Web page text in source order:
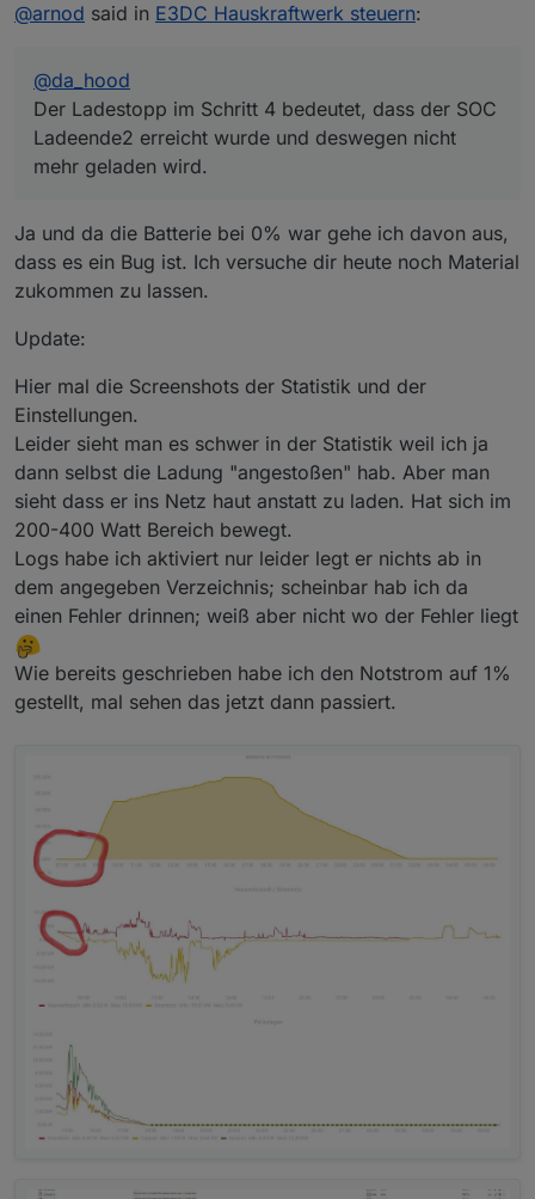
Einstellungen und User_Anpassungen schicken
Leistung sieht, wenn es mal wieder passiert , wäre auch
hilfreich und zu guter Letzt ist es auch gut
DebugAusgabe
LogAusgabeRegelung
auf true zu
setzen und das LOG File zu schicken.
Wenn ich mir das LOG File weiter oben ansehe, sieht es
bedeutet, dass der SOC Ladeende2 erreicht wurde und
deswegen nicht mehr geladen wird.
direkt davor sitzt, alle diese Informationen sonst nicht
Probleme, aber ausschließen will ich es auch nicht :-)
@arnod said in E3DC Hauskraftwerk steuern:
@da_hood
Der Ladestopp im Schritt 4 bedeutet, dass der SOC
Ladeende2 erreicht wurde und deswegen nicht
mehr geladen wird.
Ja und da die Batterie bei 0% war gehe ich davon aus,
dass es ein Bug ist. Ich versuche dir heute noch Material
zukommen zu lassen.
Update:
Hier mal die Screenshots der Statistik und der
Einstellungen.
Leider sieht man es schwer in der Statistik weil ich ja
dann selbst die Ladung "angestoßen" hab. Aber man
sieht dass er ins Netz haut anstatt zu laden. Hat sich im
200-400 Watt Bereich bewegt.
Logs habe ich aktiviert nur leider legt er nichts ab in
dem angegeben Verzeichnis; scheinbar hab ich da
einen Fehler drinnen; weiß aber nicht wo der Fehler liegt
Wie bereits geschrieben habe ich den Notstrom auf 1%
gestellt, mal sehen das jetzt dann passiert.